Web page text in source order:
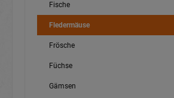
Fische
Fledermäuse
Frösche
Füchse
Gämsen